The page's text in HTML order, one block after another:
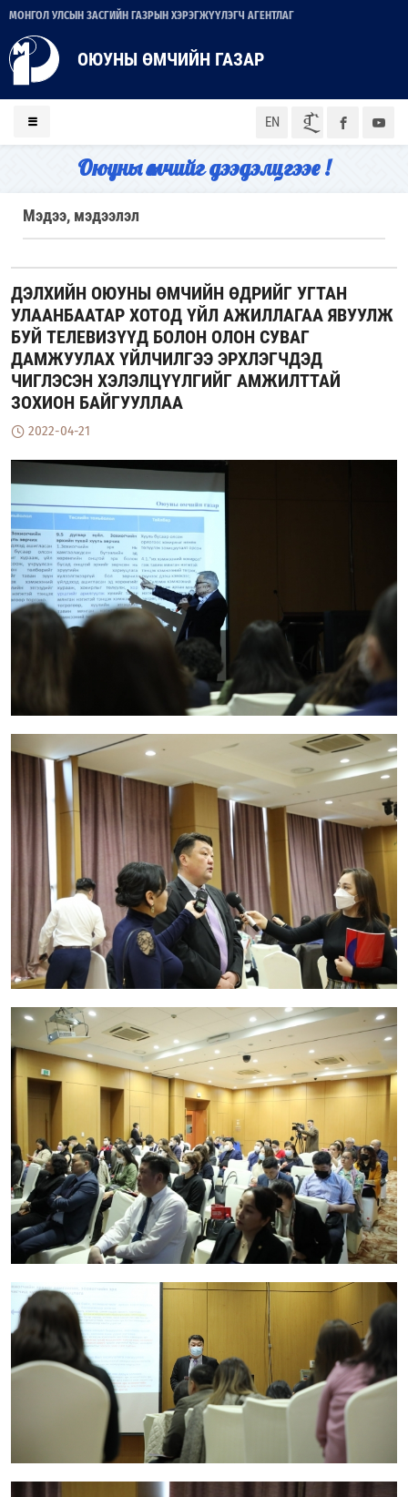
МОНГОЛ УЛСЫН ЗАСГИЙН ГАЗРЫН ХЭРЭГЖҮҮЛЭГЧ АГЕНТЛАГ
ОЮУНЫ ӨМЧИЙН ГАЗАР
EN ᠮᠣᠨ
Оюуны өмчийг дээдэлцгээе !
Мэдээ, мэдээлэл
ДЭЛХИЙН ОЮУНЫ ӨМЧИЙН ӨДРИЙГ УГТАН
УЛААНБААТАР ХОТОД ҮЙЛ АЖИЛЛАГАА ЯВУУЛЖ
БУЙ ТЕЛЕВИЗҮҮД БОЛОН ОЛОН СУВАГ
ДАМЖУУЛАХ ҮЙЛЧИЛГЭЭ ЭРХЛЭГЧДЭД
ЧИГЛЭСЭН ХЭЛЭЛЦҮҮЛГИЙГ АМЖИЛТТАЙ
ЗОХИОН БАЙГУУЛЛАА
2022-04-21